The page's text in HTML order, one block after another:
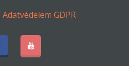
Adatvédelem GDPR